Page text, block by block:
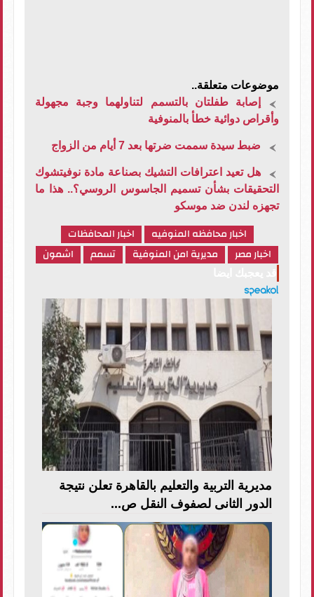
موضوعات متعلقة..
إصابة طفلتان بالتسمم لتناولهما وجبة مجهولة
وأقراص دوائية خطأ بالمنوفية
ضبط سيدة سممت ضرتها بعد 7 أيام من الزواج
هل تعيد اعترافات التشيك بصناعة مادة نوفيتشوك
التحقيقات بشأن تسميم الجاسوس الروسي؟.. هذا ما
تجهزه لندن ضد موسكو
اخبار محافظه المنوفيه
اخبار المحافظات
اخبار مصر
مديرية امن المنوفية تسمم اشمون
مديرية التربية والتعليم بالقاهرة تعلن نتيجة
الدور الثانى لصفوف النقل ص...